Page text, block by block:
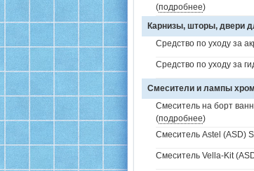
(подробнее)
Карнизы, шторы, двери
Средство по уходу за
Средство по уходу за
Смесители и лампы
Смеситель на борт
(подробнее)
Смеситель Astel (ASD)
Смеситель Vella-Kit